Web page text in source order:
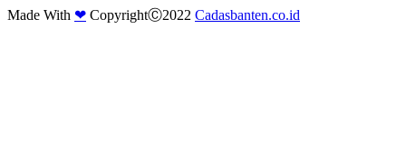
Made With ❤ CopyrightⒸ2022 Cadasbanten.co.id